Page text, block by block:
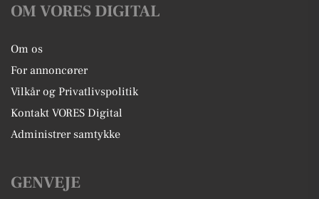
OM VORES DIGITAL
Om os
For annoncører
Vilkår og Privatlivspolitik
Kontakt VORES Digital
Administrer samtykke
GENVEJE